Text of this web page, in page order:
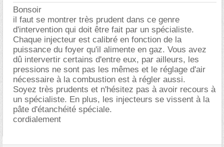
Bonsoir
il faut se montrer très prudent dans ce genre
d'intervention qui doit être fait par un spécialiste.
Chaque injecteur est calibré en fonction de la
puissance du foyer qu'il alimente en gaz. Vous avez
dû intervertir certains d'entre eux, par ailleurs, les
pressions ne sont pas les mêmes et le réglage d'air
nécessaire à la combustion est à régler aussi.
Soyez très prudents et n'hésitez pas à avoir recours à
un spécialiste. En plus, les injecteurs se vissent à la
pâte d'étanchéité spéciale.
cordialement